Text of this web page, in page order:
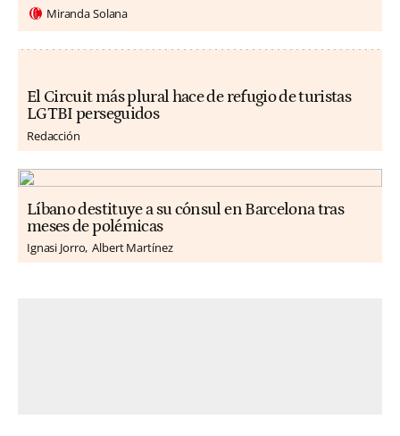
Miranda Solana
El Circuit más plural hace de refugio de turistas
LGTBI perseguidos
Redacción
Líbano destituye a su cónsul en Barcelona tras
meses de polémicas
Ignasi Jorro Albert Martínez